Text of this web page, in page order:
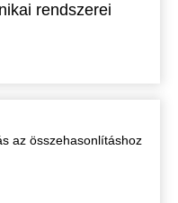
rendszerei
az összehasonlításhoz